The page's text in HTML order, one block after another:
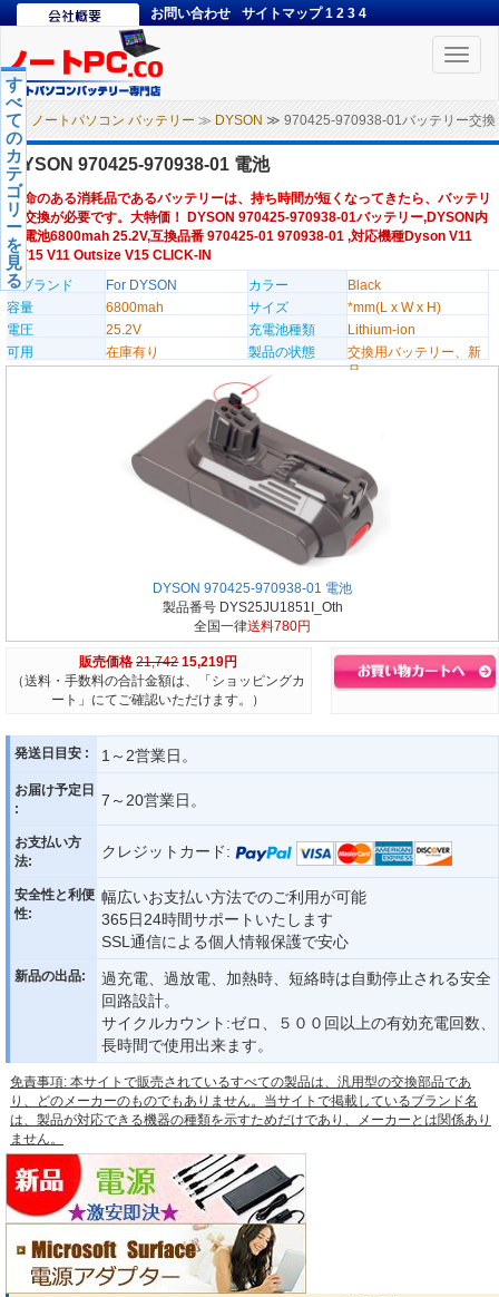
お問い合わせ サイトマップ 1 2 3 4
Toggle
ノートパソコン バッテリー ≫ DYSON ≫ 970425-970938-01バッテリー交換
す
べ
て
の
カ
テ
ゴ
リ
ー
を
見
る
DYSON 970425-970938-01 電池
寿命のある消耗品であるバッテリーは、持ち時間が短くなってきたら、バッテリ
ー交換が必要です。大特価！ DYSON 970425-970938-01バッテリー,DYSON内
蔵電池6800mah 25.2V,互換品番 970425-01 970938-01 ,対応機種Dyson V11
SV15 V11 Outsize V15 CLICK-IN
のブランド
For DYSON カラー
Black
容量
6800mah サイズ
*mm(L x W x H)
電圧
25.2V 充電池種類
Lithium-ion
可用
在庫有り 製品の状態
交換用バッテリー、新
品
DYSON 970425-970938-01 電池
製品番号 DYS25JU1851I_Oth
全国一律送料780円
販売価格 21,742 15,219円
（送料・手数料の合計金額は、「ショッピングカ
ート」にてご確認いただけます。）
発送日目安 : 1～2営業日。
お届け予定日
:
7～20営業日。
お支払い方
法:
クレジットカード:
安全性と利便
性:
幅広いお支払い方法でのご利用が可能
365日24時間サポートいたします
SSL通信による個人情報保護で安心
新品の出品:
過充電、過放電、加熱時、短絡時は自動停止される安全
回路設計。
サイクルカウント:ゼロ、５００回以上の有効充電回数、
長時間で使用出来ます。
免責事項: 本サイトで販売されているすべての製品は、汎用型の交換部品であ
り、どのメーカーのものでもありません。当サイトで掲載しているブランド名
は、製品が対応できる機器の種類を示すためだけであり、メーカーとは関係あり
ません。